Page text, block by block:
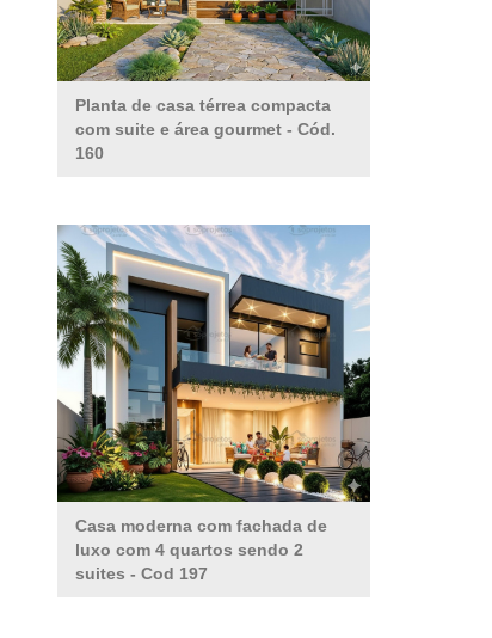
Planta de casa térrea compacta
com suite e área gourmet - Cód.
160
Casa moderna com fachada de
luxo com 4 quartos sendo 2
suites - Cod 197